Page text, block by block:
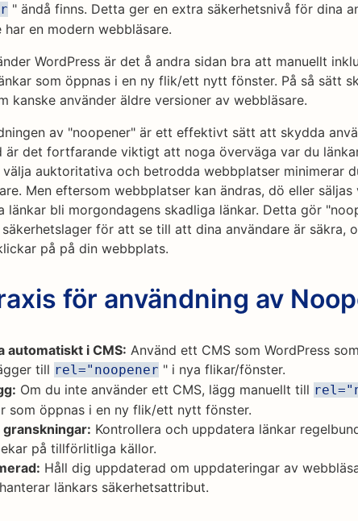
" ändå finns. Detta ger en extra säkerhetsnivå för dina
en modern webbläsare.
WordPress är det å andra sidan bra att manuellt
som öppnas i en ny flik/ett nytt fönster. På så sätt
kanske använder äldre versioner av webbläsare.
av "noopener" är ett effektivt sätt att skydda
är det fortfarande viktigt att noga överväga var du
välja auktoritativa och betrodda webbplatser minimerar
Men eftersom webbplatser kan ändras, dö eller säljas
länkar bli morgondagens skadliga länkar. Detta gör
för att se till att dina användare är säkra,
på på din webbplats.
för användning av
automatiskt i CMS: Använd ett CMS som WordPress som
till rel="noopener " i nya flikar/fönster.
Om du inte använder ett CMS, lägg manuellt till
som öppnas i en ny flik/ett nytt fönster.
granskningar: Kontrollera och uppdatera länkar
på tillförlitliga källor.
Håll dig uppdaterad om uppdateringar av
länkars säkerhetsattribut.